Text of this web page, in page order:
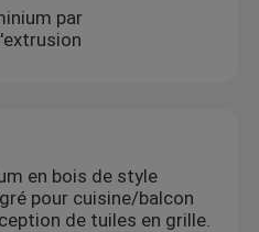
par
en bois de style
pour cuisine/balcon
de tuiles en grille.